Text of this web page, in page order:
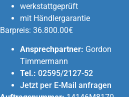
werkstattgeprüft
mit Händlergarantie
Barpreis: 36.800.00€
Ansprechpartner: Gordon
Timmermann
Tel.: 02595/2127-52
Jetzt per E-Mail anfragen